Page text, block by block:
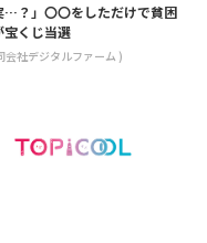
…？」〇〇をしただけで貧困
宝くじ当選
会社デジタルファーム )